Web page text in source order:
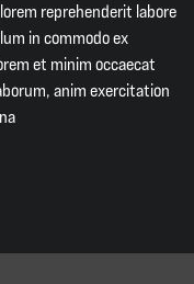
reprehenderit labore
in commodo ex
et minim occaecat
anim exercitation